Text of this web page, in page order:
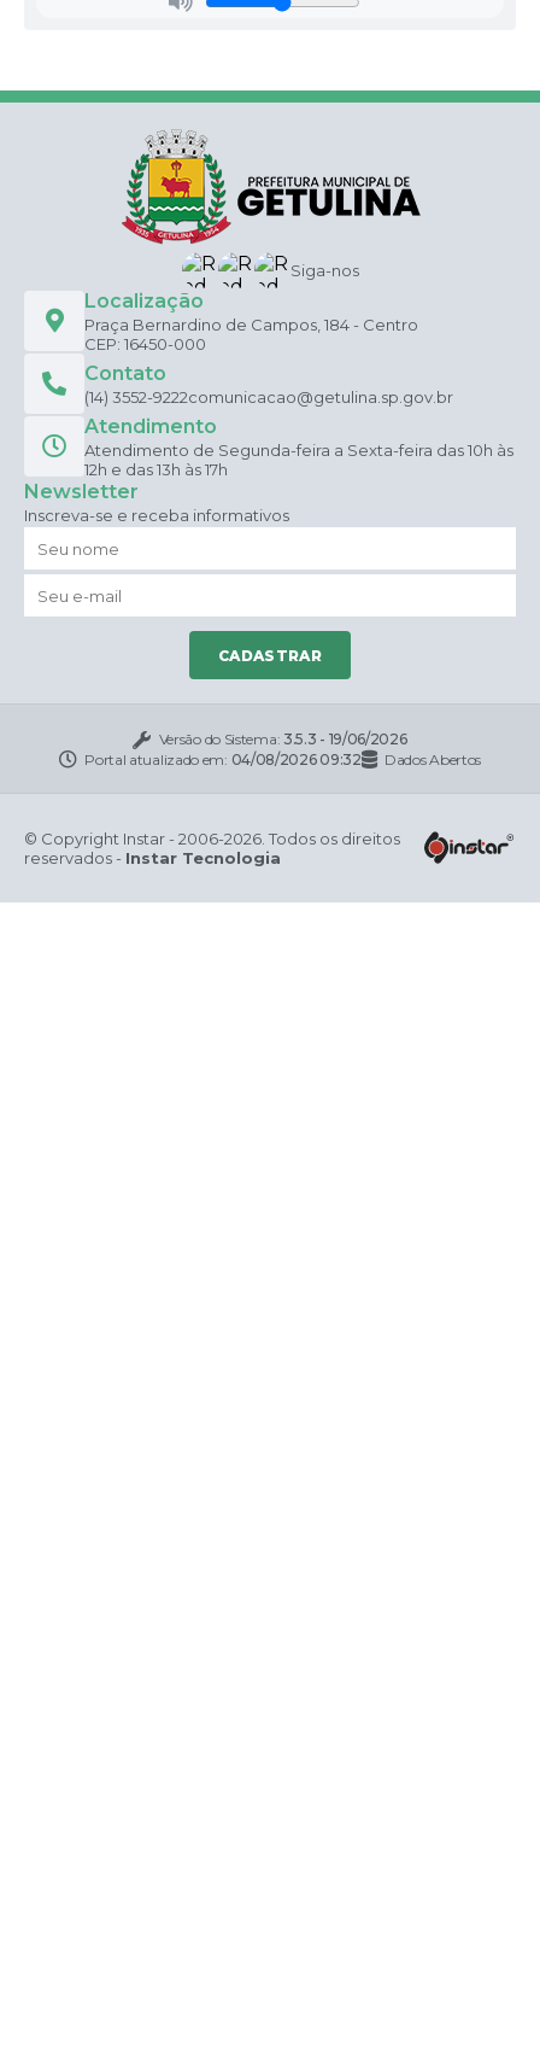
Siga-nos
Localização
Praça Bernardino de Campos, 184 - Centro
CEP: 16450-000
Contato
(14) 3552-9222comunicacao@getulina.sp.gov.br
Atendimento
Atendimento de Segunda-feira a Sexta-feira das 10h às
12h e das 13h às 17h
Newsletter
Inscreva-se e receba informativos
CADASTRAR
Versão do Sistema: 3.5.3 - 19/06/2026
Portal atualizado em: 04/08/2026 09:32 Dados Abertos
© Copyright Instar - 2006-2026. Todos os direitos
reservados - Instar Tecnologia